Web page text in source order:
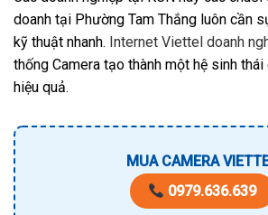
doanh tại Phường Tam Thắng luôn cần
kỹ thuật nhanh. Internet Viettel doanh
thống Camera tạo thành một hệ sinh
hiệu quả.
MUA CAMERA
0979.636.639